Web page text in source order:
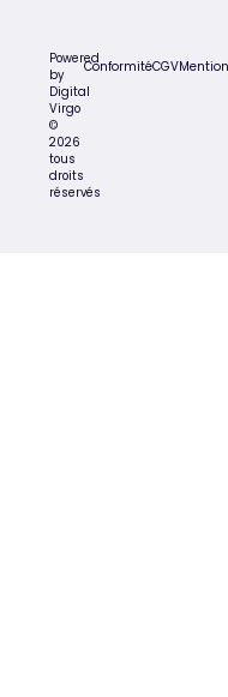
Powered
by
Digital
Virgo
©
2026
tous
droits
réservés
ConformitéCGV